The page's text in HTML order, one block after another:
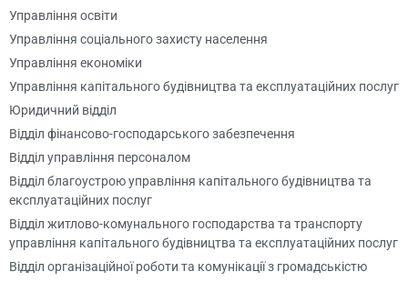
Управління освіти
Управління соціального захисту населення
Управління економіки
Управління капітального будівництва та експлуатаційних послуг
Юридичний відділ
Відділ фінансово-господарського забезпечення
Відділ управління персоналом
Відділ благоустрою управління капітального будівництва та
експлуатаційних послуг
Відділ житлово-комунального господарства та транспорту
управління капітального будівництва та експлуатаційних послуг
Відділ організаційної роботи та комунікації з громадськістю